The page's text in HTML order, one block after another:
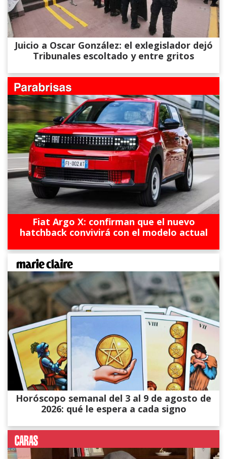
Juicio a Oscar González: el exlegislador dejó
Tribunales escoltado y entre gritos
Fiat Argo X: confirman que el nuevo
hatchback convivirá con el modelo actual
Horóscopo semanal del 3 al 9 de agosto de
2026: qué le espera a cada signo